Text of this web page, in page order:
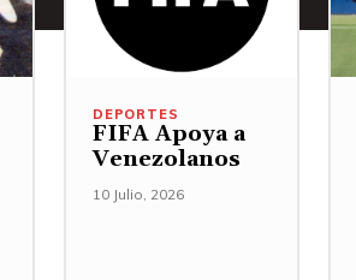
DEPORTES
FIFA Apoya a
Venezolanos
10 Julio, 2026